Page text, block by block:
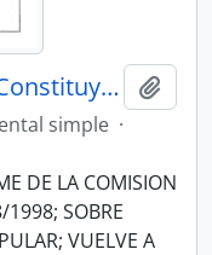
Actas Asamblea Nacional Constituyente 97-98
simple ·
DE LA COMISION
1998; SOBRE
VUELVE A